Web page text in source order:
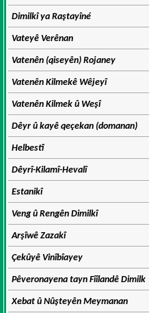
Dimilkî ya Raştayîné
Vateyê Verênan
Vatenên (qiseyên) Rojaney
Vatenên Kilmekê Wêjeyî
Vatenên Kilmek û Weşî
Dêyr û kayê qeçekan (domanan)
Helbestî
Dêyrî-Kilamî-Hevalî
Estanikî
Veng û Rengên Dimilkî
Arşîwê Zazakî
Çekûyê Vinîbîayey
Pêveronayena tayn Fîîlandê Dimilk
Xebat û Nûşteyên Meymanan